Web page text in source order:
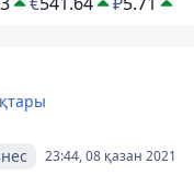
23:44, 08 қазан 2021